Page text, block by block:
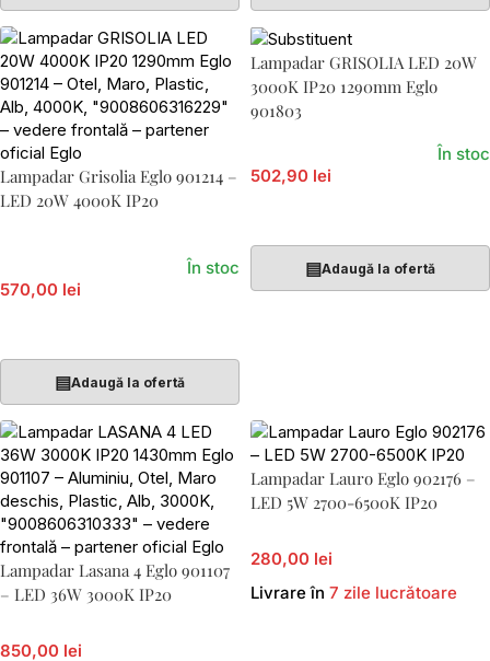
Lampadar Grisolia Eglo 901214 –
LED 20W 4000K IP20
570,00 lei
În stoc
▤Adaugă la ofertă
Lampadar GRISOLIA LED 20W
3000K IP20 1290mm Eglo
901803
502,90 lei
În stoc
▤Adaugă la ofertă
Lampadar Lasana 4 Eglo 901107
– LED 36W 3000K IP20
850,00 lei
Lampadar Lauro Eglo 902176 –
LED 5W 2700-6500K IP20
280,00 lei
Livrare în 7 zile lucrătoare